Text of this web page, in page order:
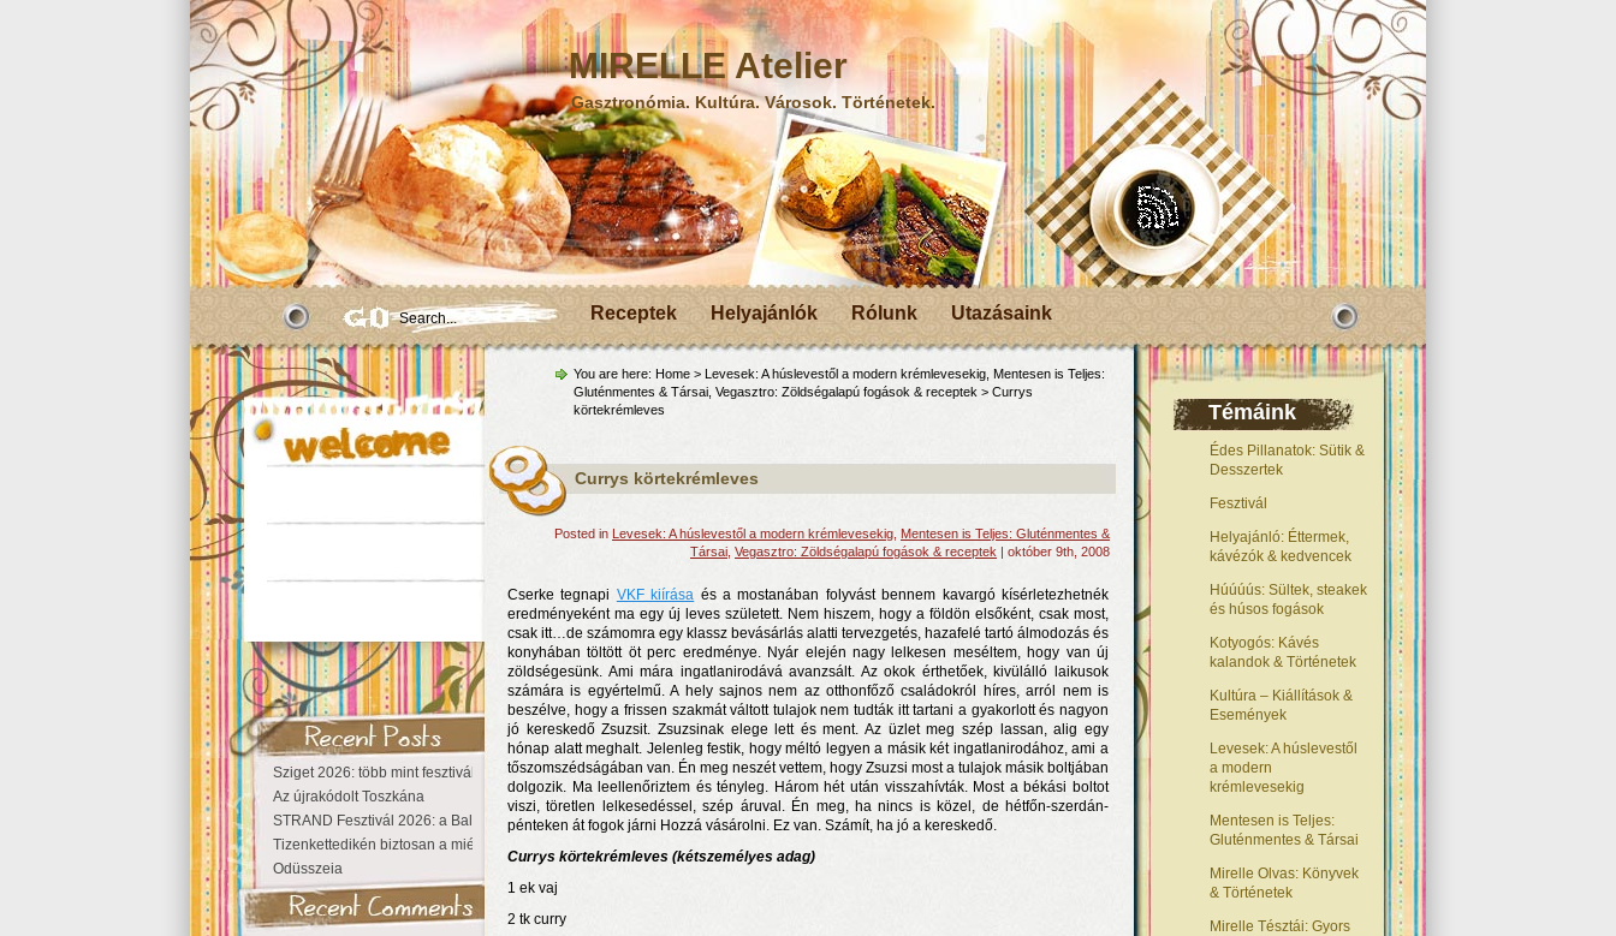
MIRELLE Atelier
Gasztronómia. Kultúra. Városok. Történetek.
Receptek Helyajánlók Rólunk Utazásaink
Sziget 2026: több mint fesztivál, egy városnyi élmény
Az újrakódolt Toszkána
STRAND Fesztivál 2026: a Balaton partján a nyár még tart!
Tizenkettedikén biztosan a miénk a Sziget!
Odüsszeia
Témáink
Édes Pillanatok: Sütik &
Desszertek
Fesztivál
Helyajánló: Éttermek,
kávézók & kedvencek
Húúúús: Sültek, steakek
és húsos fogások
Kotyogós: Kávés
kalandok & Történetek
Kultúra – Kiállítások &
Események
Levesek: A húslevestől
a modern
krémlevesekig
Mentesen is Teljes:
Gluténmentes & Társai
Mirelle Olvas: Könyvek
& Történetek
Mirelle Tésztái: Gyors
You are here: Home > Levesek: A húslevestől a modern krémlevesekig Mentesen is Teljes:
Gluténmentes & Társai Vegasztro: Zöldségalapú fogások & receptek > Currys
körtekrémleves
Currys körtekrémleves
Posted in Levesek: A húslevestől a modern krémlevesekig Mentesen is Teljes: Gluténmentes &
Társai Vegasztro: Zöldségalapú fogások & receptek | október 9th, 2008
Cserke tegnapi VKF kiírása és a mostanában folyvást bennem kavargó kísérletezhetnék
eredményeként ma egy új leves született. Nem hiszem, hogy a földön elsőként, csak most,
csak itt…de számomra egy klassz bevásárlás alatti tervezgetés, hazafelé tartó álmodozás és
konyhában töltött öt perc eredménye. Nyár elején nagy lelkesen meséltem, hogy van új
zöldségesünk. Ami mára ingatlanirodává avanzsált. Az okok érthetőek, kivülálló laikusok
számára is egyértelmű. A hely sajnos nem az otthonfőző családokról híres, arról nem is
beszélve, hogy a frissen szakmát váltott tulajok nem tudták itt tartani a gyakorlott és nagyon
jó kereskedő Zsuzsit. Zsuzsinak elege lett és ment. Az üzlet meg szép lassan, alig egy
hónap alatt meghalt. Jelenleg festik, hogy méltó legyen a másik két ingatlanirodához, ami a
tőszomszédságában van. Én meg neszét vettem, hogy Zsuzsi most a tulajok másik boltjában
dolgozik. Ma leellenőriztem és tényleg. Három hét után visszahívták. Most a békási boltot
viszi, töretlen lelkesedéssel, szép áruval. Én meg, ha nincs is közel, de hétfőn-szerdán-
pénteken át fogok járni Hozzá vásárolni. Ez van. Számít, ha jó a kereskedő.
Currys körtekrémleves (kétszemélyes adag)
1 ek vaj
2 tk curry